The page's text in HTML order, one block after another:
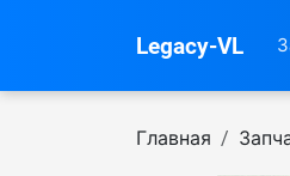
Legacy-VL
Главная